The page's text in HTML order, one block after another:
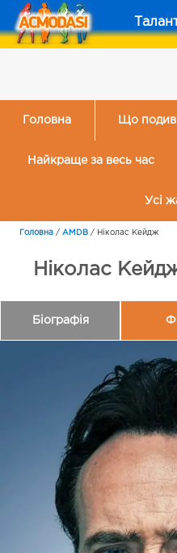
Головна Що
Найкраще за весь час
Усі
Головна / AMDB / Ніколас Кейдж
Ніколас
Біографія